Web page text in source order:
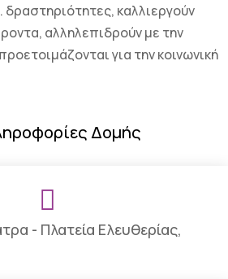
δραστηριότητες, καλλιεργούν
αλληλεπιδρούν με την
για την κοινωνική
Δομής

- Πλατεία Ελευθερίας,